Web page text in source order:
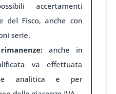
accertamenti
del Fisco, anche con
serie.
anche in
va effettuata
analitica e per